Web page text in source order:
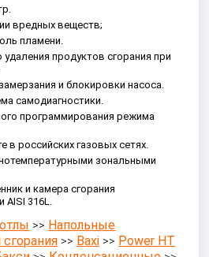
вредных веществ;
пламени.
продуктов сгорания при
и блокировки насоса.
самодиагностики.
программирования режима
в российских газовых сетях.
зональными
и камера сгорания
AISI 316L.
>> Напольные
>> Baxi >> Power HT